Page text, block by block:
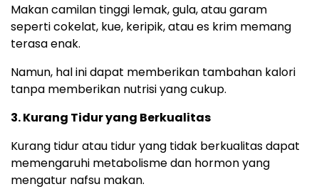
Makan camilan tinggi lemak, gula, atau garam
seperti cokelat, kue, keripik, atau es krim memang
terasa enak.
Namun, hal ini dapat memberikan tambahan kalori
tanpa memberikan nutrisi yang cukup.
3. Kurang Tidur yang Berkualitas
Kurang tidur atau tidur yang tidak berkualitas dapat
memengaruhi metabolisme dan hormon yang
mengatur nafsu makan.